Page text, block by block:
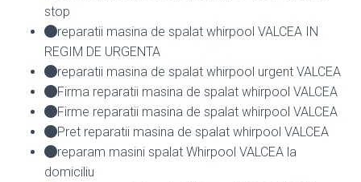
stop
reparatii masina de spalat whirpool VALCEA IN
REGIM DE URGENTA
reparatii masina de spalat whirpool urgent VALCEA
Firma reparatii masina de spalat whirpool VALCEA
Firme reparatii masina de spalat whirpool VALCEA
Pret reparatii masina de spalat whirpool VALCEA
reparam masini spalat Whirpool VALCEA la
domiciliu